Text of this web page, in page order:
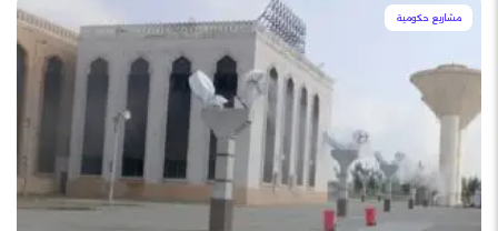
مشاريع حكومية